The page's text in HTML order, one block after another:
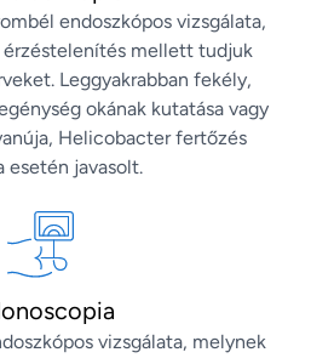
endoszkópos vizsgálata,
érzéstelenítés mellett tudjuk
Leggyakrabban fekély,
okának kutatása vagy
Helicobacter fertőzés
esetén javasolt.
vizsgálata, melynek